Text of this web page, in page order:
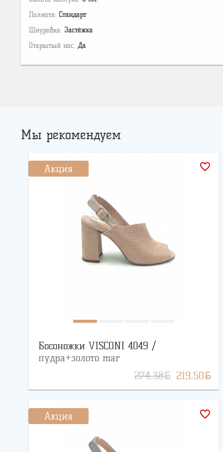
Полнота: Стандарт
Шнуровка: Застёжка
Открытый нос: Да
Мы рекомендуем
Акция favorite_border
Босоножки VISCONI 4049 /
пудра+золото mar
274.38BYN 219.50BYN
Акция favorite_border